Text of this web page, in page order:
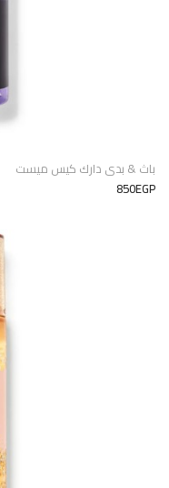
باث & بدى دارك كيس ميست
850EGP